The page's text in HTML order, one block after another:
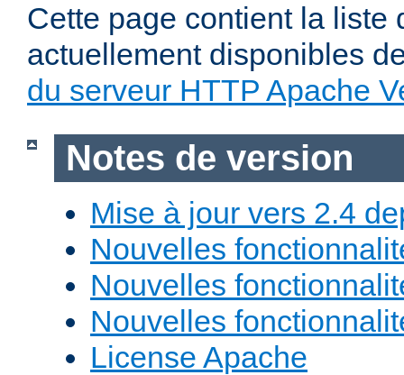
Cette page contient la liste
actuellement disponibles
du serveur HTTP Apache
Notes de version
Mise à jour vers 2.4
Nouvelles
Nouvelles
Nouvelles
License Apache